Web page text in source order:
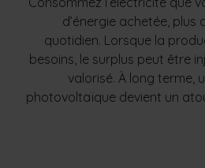
d’énergie achetée, plus
quotidien. Lorsque la
besoins, le surplus peut être
valorisé. À long terme,
photovoltaïque devient un